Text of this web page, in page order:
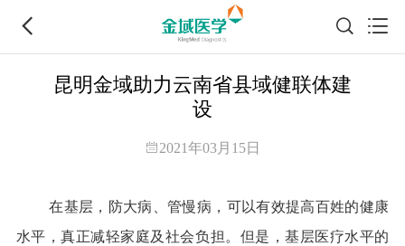
昆明金域助力云南省县域健联体建
设
2021年03月15日
在基层，防大病、管慢病，可以有效提高百姓的健康
水平，真正减轻家庭及社会负担。但是，基层医疗水平的